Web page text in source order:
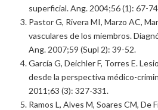
superficial. Ang. 2004;56 (1): 67-
Pastor G, Rivera MI, Marzo AC,
vasculares de los miembros.
Ang. 2007;59 (Supl 2): 39-52.
García G, Deichler F, Torres E.
desde la perspectiva médico-
2011;63 (3): 327-331.
Ramos L, Alves M, Soares CM, De